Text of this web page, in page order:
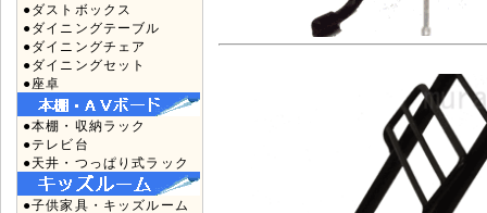
●ダストボックス
●ダイニングテーブル
●ダイニングチェア
●ダイニングセット
●座卓
●本棚・収納ラック
●テレビ台
●天井・つっぱり式ラック
●子供家具・キッズルーム